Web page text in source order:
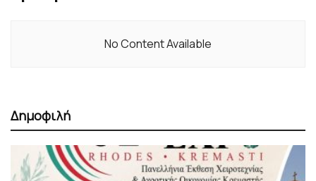
No Content Available
Δημοφιλή